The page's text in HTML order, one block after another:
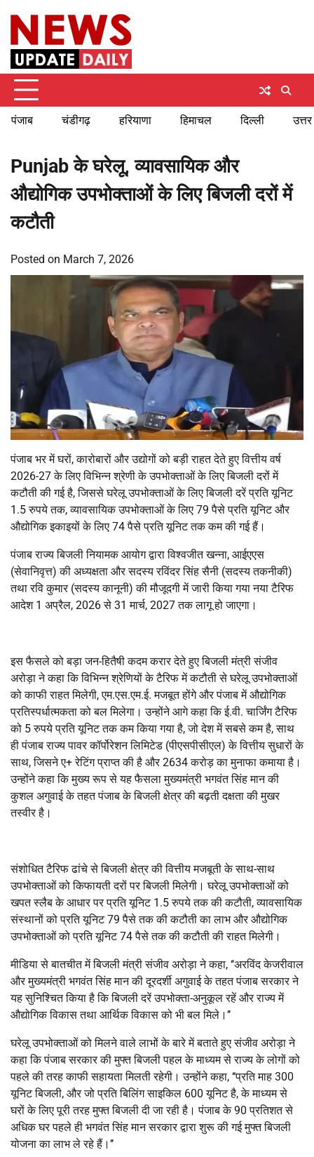
content
पंजाब चंडीगढ़ हरियाणा हिमाचल दिल्ली
Punjab के घरेलू, व्यावसायिक और
औद्योगिक उपभोक्ताओं के लिए बिजली दरों में
कटौती
Posted on March 7, 2026
पंजाब भर में घरों, कारोबारों और उद्योगों को बड़ी राहत देते हुए वित्तीय वर्ष
2026-27 के लिए विभिन्न श्रेणी के उपभोक्ताओं के लिए बिजली दरों में
कटौती की गई है, जिससे घरेलू उपभोक्ताओं के लिए बिजली दरें प्रति यूनिट
1.5 रुपये तक, व्यावसायिक उपभोक्ताओं के लिए 79 पैसे प्रति यूनिट और
औद्योगिक इकाइयों के लिए 74 पैसे प्रति यूनिट तक कम की गई हैं।
पंजाब राज्य बिजली नियामक आयोग द्वारा विश्वजीत खन्ना, आईएएस
(सेवानिवृत्त) की अध्यक्षता और सदस्य रविंदर सिंह सैनी (सदस्य तकनीकी)
तथा रवि कुमार (सदस्य कानूनी) की मौजूदगी में जारी किया गया नया टैरिफ
आदेश 1 अप्रैल, 2026 से 31 मार्च, 2027 तक लागू हो जाएगा।
इस फैसले को बड़ा जन-हितैषी कदम करार देते हुए बिजली मंत्री संजीव
अरोड़ा ने कहा कि विभिन्न श्रेणियों के टैरिफ में कटौती से घरेलू उपभोक्ताओं
को काफी राहत मिलेगी, एम.एस.एम.ई. मजबूत होंगे और पंजाब में औद्योगिक
प्रतिस्पर्धात्मकता को बल मिलेगा। उन्होंने आगे कहा कि ई.वी. चार्जिंग टैरिफ
को 5 रुपये प्रति यूनिट तक कम किया गया है, जो देश में सबसे कम है, साथ
ही पंजाब राज्य पावर कॉर्पोरेशन लिमिटेड (पीएसपीसीएल) के वित्तीय सुधारों के
साथ, जिसने ए+ रेटिंग प्राप्त की है और 2634 करोड़ का मुनाफा कमाया है।
उन्होंने कहा कि मुख्य रूप से यह फैसला मुख्यमंत्री भगवंत सिंह मान की
कुशल अगुवाई के तहत पंजाब के बिजली क्षेत्र की बढ़ती दक्षता की मुखर
तस्वीर है।
संशोधित टैरिफ ढांचे से बिजली क्षेत्र की वित्तीय मजबूती के साथ-साथ
उपभोक्ताओं को किफायती दरों पर बिजली मिलेगी। घरेलू उपभोक्ताओं को
खपत स्लैब के आधार पर प्रति यूनिट 1.5 रुपये तक की कटौती, व्यावसायिक
संस्थानों को प्रति यूनिट 79 पैसे तक की कटौती का लाभ और औद्योगिक
उपभोक्ताओं को प्रति यूनिट 74 पैसे तक की कटौती की राहत मिलेगी।
मीडिया से बातचीत में बिजली मंत्री संजीव अरोड़ा ने कहा, ‘‘अरविंद केजरीवाल
और मुख्यमंत्री भगवंत सिंह मान की दूरदर्शी अगुवाई के तहत पंजाब सरकार ने
यह सुनिश्चित किया है कि बिजली दरें उपभोक्ता-अनुकूल रहें और राज्य में
औद्योगिक विकास तथा आर्थिक विकास को भी बल मिले।’’
घरेलू उपभोक्ताओं को मिलने वाले लाभों के बारे में बताते हुए संजीव अरोड़ा ने
कहा कि पंजाब सरकार की मुफ्त बिजली पहल के माध्यम से राज्य के लोगों को
पहले की तरह काफी सहायता मिलती रहेगी। उन्होंने कहा, ‘‘प्रति माह 300
यूनिट बिजली, और जो प्रति बिलिंग साइकिल 600 यूनिट है, के माध्यम से
घरों के लिए पूरी तरह मुफ्त बिजली दी जा रही है। पंजाब के 90 प्रतिशत से
अधिक घर पहले ही भगवंत सिंह मान सरकार द्वारा शुरू की गई मुफ्त बिजली
योजना का लाभ ले रहे हैं।’’